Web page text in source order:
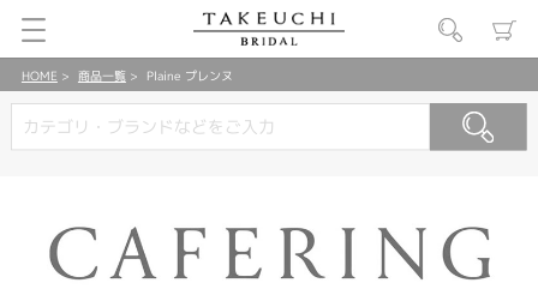
HOME 商品一覧 Plaine プレンヌ